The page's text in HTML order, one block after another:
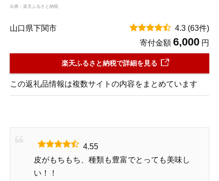
出典：楽天ふるさと納税
山口県下関市 4.3 (63件)
寄付金額 6,000 円
楽天ふるさと納税で詳細を見る
この返礼品情報は複数サイトの内容をまとめています
4.55
皮がもちもち、種類も豊富でとっても美味し
い！！